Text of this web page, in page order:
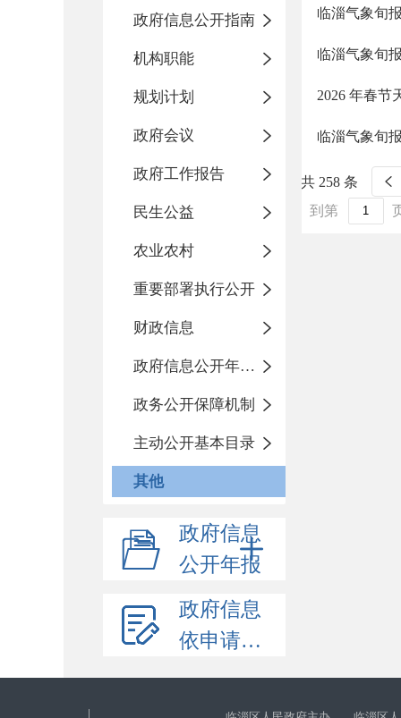
政府信息公开指南
机构职能
规划计划
政府会议
政府工作报告
民生公益
农业农村
重要部署执行公开
财政信息
政府信息公开年度报告
政务公开保障机制
主动公开基本目录
其他
政府信息
公开年报
政府信息
依申请公开
临淄气象旬
临淄气象旬
2026 年春节
临淄气象旬
共 258 条
到第